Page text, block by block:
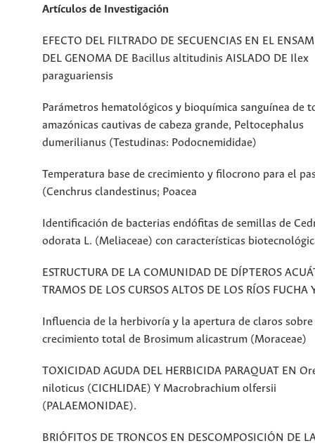
Artículos de Investigación
EFECTO DEL FILTRADO DE SECUENCIAS EN EL
DEL GENOMA DE Bacillus altitudinis AISLADO DE Ilex
paraguariensis
Parámetros hematológicos y bioquímica sanguínea de
amazónicas cautivas de cabeza grande, Peltocephalus
dumerilianus (Testudinas: Podocnemididae)
Temperatura base de crecimiento y filocrono para el
(Cenchrus clandestinus; Poacea
Identificación de bacterias endófitas de semillas de
odorata L. (Meliaceae) con características
ESTRUCTURA DE LA COMUNIDAD DE DÍPTEROS
TRAMOS DE LOS CURSOS ALTOS DE LOS RÍOS FUCHA
Influencia de la herbivoría y la apertura de claros
crecimiento total de Brosimum alicastrum (Moraceae)
TOXICIDAD AGUDA DEL HERBICIDA PARAQUAT EN
niloticus (CICHLIDAE) Y Macrobrachium olfersii
(PALAEMONIDAE).
BRIÓFITOS DE TRONCOS EN DESCOMPOSICIÓN DE